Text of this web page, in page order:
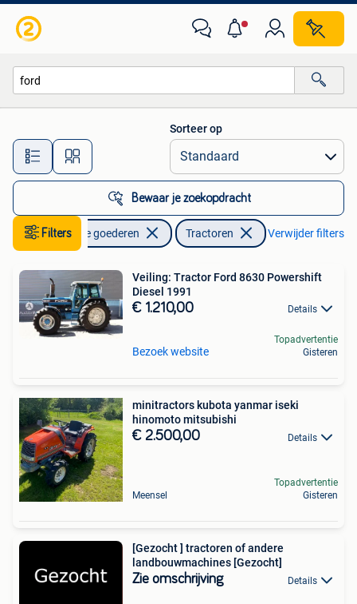
Alle afstanden…
Sorteer op
Bewaar je zoekopdracht
Filters
Zakelijke goederen Tractoren Verwijder filters
Veiling: Tractor Ford 8630 Powershift
Diesel 1991
€ 1.210,00 Details
Bezoek website
Topadvertentie
Gisteren
minitractors kubota yanmar iseki
hinomoto mitsubishi
€ 2.500,00 Details
Meensel
Topadvertentie
Gisteren
[Gezocht ] tractoren of andere
landbouwmachines [Gezocht]
Zie omschrijving Details